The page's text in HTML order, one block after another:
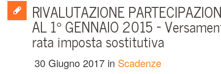
RIVALUTAZIONE
AL 1° GENNAIO 2015 –
rata imposta sostitutiva
30 Giugno 2017 in Scadenze